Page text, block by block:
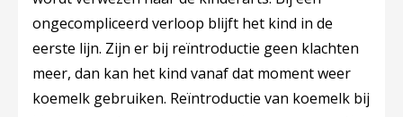
ongecompliceerd verloop blijft het kind in de
eerste lijn. Zijn er bij reïntroductie geen klachten
meer, dan kan het kind vanaf dat moment weer
koemelk gebruiken. Reïntroductie van koemelk bij